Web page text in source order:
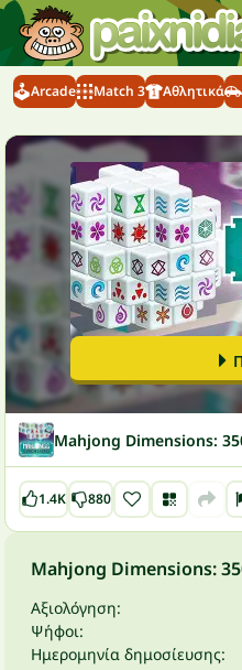
Arcade Match 3 Αθλητικά
Mahjong Dimensions:
1.4K 880
Mahjong Dimensions:
Αξιολόγηση:
Ψήφοι:
Ημερομηνία δημοσίευσης: